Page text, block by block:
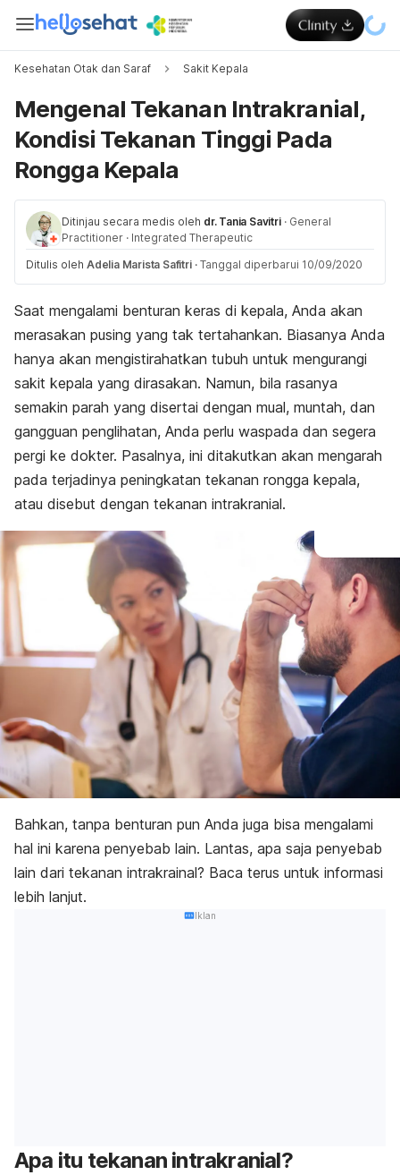
Kesehatan Otak dan Saraf Sakit Kepala
Mengenal Tekanan Intrakranial,
Kondisi Tekanan Tinggi Pada
Rongga Kepala
Ditinjau secara medis oleh dr. Tania Savitri · General
Practitioner · Integrated Therapeutic
Ditulis oleh Adelia Marista Safitri · Tanggal diperbarui 10/09/2020
Saat mengalami benturan keras di kepala, Anda akan
merasakan pusing yang tak tertahankan. Biasanya Anda
hanya akan mengistirahatkan tubuh untuk mengurangi
sakit kepala yang dirasakan. Namun, bila rasanya
semakin parah yang disertai dengan mual, muntah, dan
gangguan penglihatan, Anda perlu waspada dan segera
pergi ke dokter. Pasalnya, ini ditakutkan akan mengarah
pada terjadinya peningkatan tekanan rongga kepala,
atau disebut dengan tekanan intrakranial.
Bahkan, tanpa benturan pun Anda juga bisa mengalami
hal ini karena penyebab lain. Lantas, apa saja penyebab
lain dari tekanan intrakrainal? Baca terus untuk informasi
lebih lanjut.
Iklan
Apa itu tekanan intrakranial?